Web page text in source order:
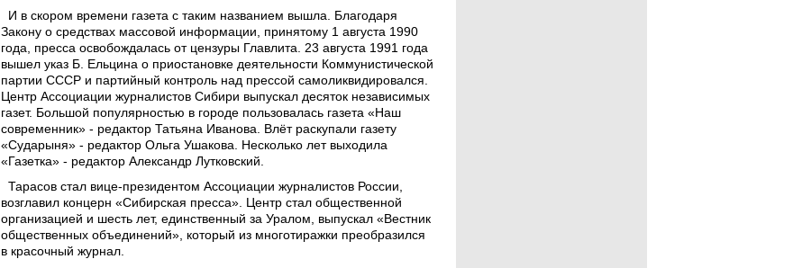
И в скором времени газета с таким названием вышла. Благодаря
Закону о средствах массовой информации, принятому 1 августа 1990
года, пресса освобождалась от цензуры Главлита. 23 августа 1991 года
вышел указ Б. Ельцина о приостановке деятельности Коммунистической
партии СССР и партийный контроль над прессой самоликвидировался.
Центр Ассоциации журналистов Сибири выпускал десяток независимых
газет. Большой популярностью в городе пользовалась газета «Наш
современник» - редактор Татьяна Иванова. Влёт раскупали газету
«Сударыня» - редактор Ольга Ушакова. Несколько лет выходила
«Газетка» - редактор Александр Лутковский.
Тарасов стал вице-президентом Ассоциации журналистов России,
возглавил концерн «Сибирская пресса». Центр стал общественной
организацией и шесть лет, единственный за Уралом, выпускал «Вестник
общественных объединений», который из многотиражки преобразился
в красочный журнал.